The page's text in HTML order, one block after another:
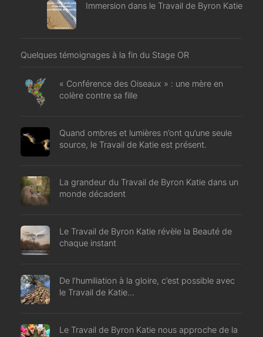
Immersion dans le Travail de Byron Katie
Quelques témoignages à la fin du Stage OR
« Conférence des Oiseaux » : une mère en
colère contre sa fille
Quand ombres et lumières n’ont qu’une seule
source, le Travail de Katie est présent.
La grandeur du Travail de Byron Katie dans un
monde décadent
Le Travail de Byron Katie révèle la Beauté de
chaque instant
De l’humiliation à la gloire, c’est possible avec
le Travail de Katie…
Le Travail de Byron Katie nous approche de la